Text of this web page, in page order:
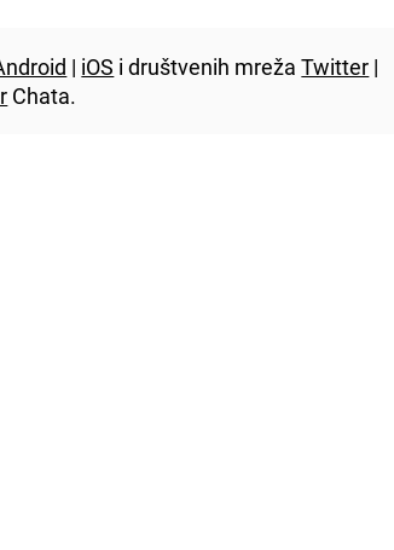
| iOS i društvenih mrežaTwitter |
Chata.